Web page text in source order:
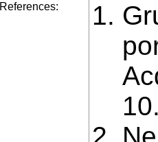
References: